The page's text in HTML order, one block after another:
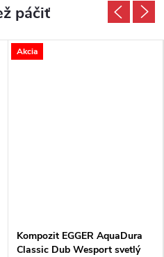
Akcia
Kompozit EGGER AquaDura
Classic Dub Wesport svetlý